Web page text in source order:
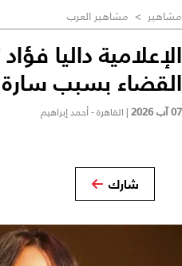
مشاهير > مشاهير العرب
الإعلامية داليا
القضاء بسبب
07 آب 2026 | القاهرة - أحمد إبراهيم
شارك